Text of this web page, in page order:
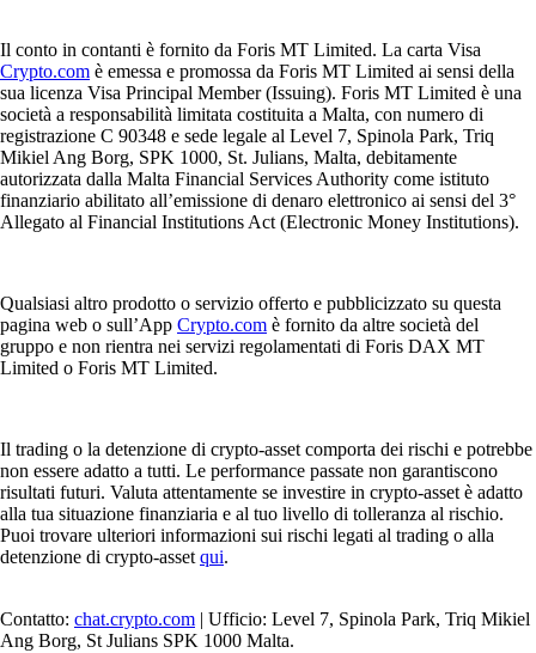
Il conto in contanti è fornito da Foris MT Limited. La carta Visa
Crypto.com è emessa e promossa da Foris MT Limited ai sensi della
sua licenza Visa Principal Member (Issuing). Foris MT Limited è una
società a responsabilità limitata costituita a Malta, con numero di
registrazione C 90348 e sede legale al Level 7, Spinola Park, Triq
Mikiel Ang Borg, SPK 1000, St. Julians, Malta, debitamente
autorizzata dalla Malta Financial Services Authority come istituto
finanziario abilitato all’emissione di denaro elettronico ai sensi del 3°
Allegato al Financial Institutions Act (Electronic Money Institutions).
Qualsiasi altro prodotto o servizio offerto e pubblicizzato su questa
pagina web o sull’App Crypto.com è fornito da altre società del
gruppo e non rientra nei servizi regolamentati di Foris DAX MT
Limited o Foris MT Limited.
Il trading o la detenzione di crypto-asset comporta dei rischi e potrebbe
non essere adatto a tutti. Le performance passate non garantiscono
risultati futuri. Valuta attentamente se investire in crypto-asset è adatto
alla tua situazione finanziaria e al tuo livello di tolleranza al rischio.
Puoi trovare ulteriori informazioni sui rischi legati al trading o alla
detenzione di crypto-asset qui.
Contatto: chat.crypto.com | Ufficio: Level 7, Spinola Park, Triq Mikiel
Ang Borg, St Julians SPK 1000 Malta.